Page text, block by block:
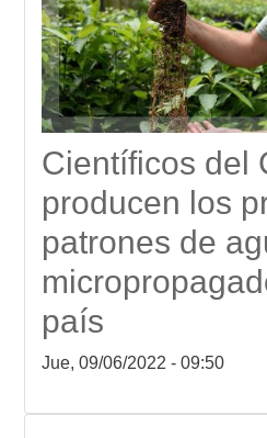
Científicos del
producen los
patrones de
país
Jue, 09/06/2022 - 09:50